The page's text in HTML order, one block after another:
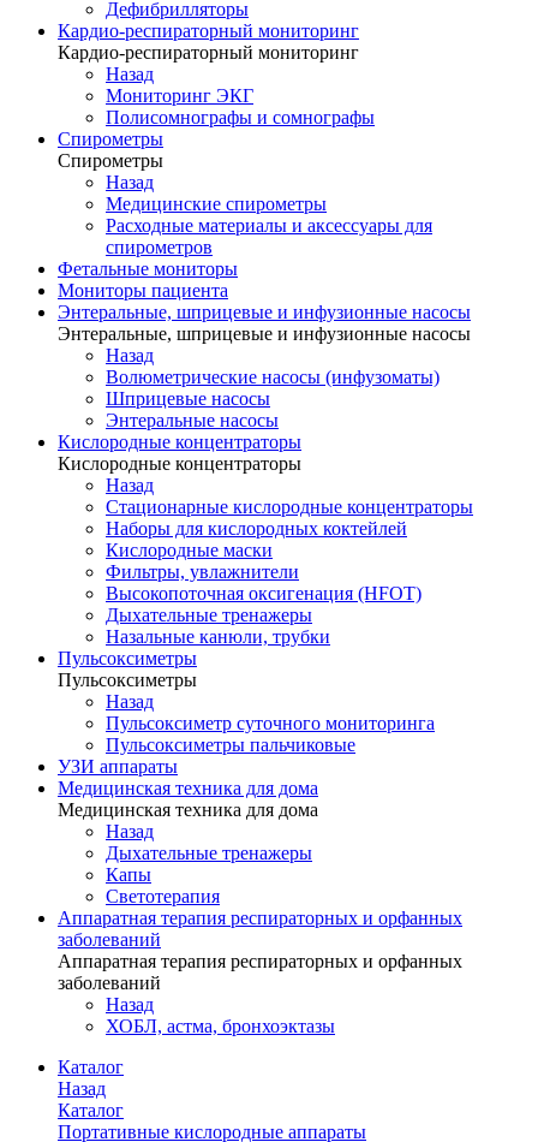
Дефибрилляторы
Кардио-респираторный мониторинг
Кардио-респираторный мониторинг
Назад
Мониторинг ЭКГ
Полисомнографы и сомнографы
Спирометры
Спирометры
Назад
Медицинские спирометры
Расходные материалы и аксессуары для
спирометров
Фетальные мониторы
Мониторы пациента
Энтеральные, шприцевые и инфузионные насосы
Энтеральные, шприцевые и инфузионные насосы
Назад
Волюметрические насосы (инфузоматы)
Шприцевые насосы
Энтеральные насосы
Кислородные концентраторы
Кислородные концентраторы
Назад
Стационарные кислородные концентраторы
Наборы для кислородных коктейлей
Кислородные маски
Фильтры, увлажнители
Высокопоточная оксигенация (HFOT)
Дыхательные тренажеры
Назальные канюли, трубки
Пульсоксиметры
Пульсоксиметры
Назад
Пульсоксиметр суточного мониторинга
Пульсоксиметры пальчиковые
УЗИ аппараты
Медицинская техника для дома
Медицинская техника для дома
Назад
Дыхательные тренажеры
Капы
Светотерапия
Аппаратная терапия респираторных и орфанных
заболеваний
Аппаратная терапия респираторных и орфанных
заболеваний
Назад
ХОБЛ, астма, бронхоэктазы
Каталог
Назад
Каталог
Портативные кислородные аппараты